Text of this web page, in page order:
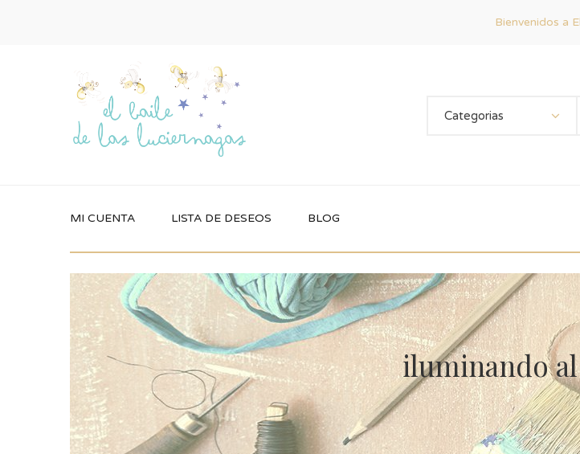
Bienvenidos a
Categorias
MI CUENTA LISTA DE DESEOS BLOG
iluminando